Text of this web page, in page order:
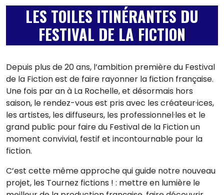
LES TOILES ITINÉRANTES DU
FESTIVAL DE LA FICTION
Depuis plus de 20 ans, l’ambition première du Festival
de la Fiction est de faire rayonner la fiction française.
Une fois par an à La Rochelle, et désormais hors
saison, le rendez-vous est pris avec les créateur·ices,
les artistes, les diffuseurs, les professionnel·les et le
grand public pour faire du Festival de la Fiction un
moment convivial, festif et incontournable pour la
fiction.
C’est cette même approche qui guide notre nouveau
projet, les Tournez fictions ! : mettre en lumière le